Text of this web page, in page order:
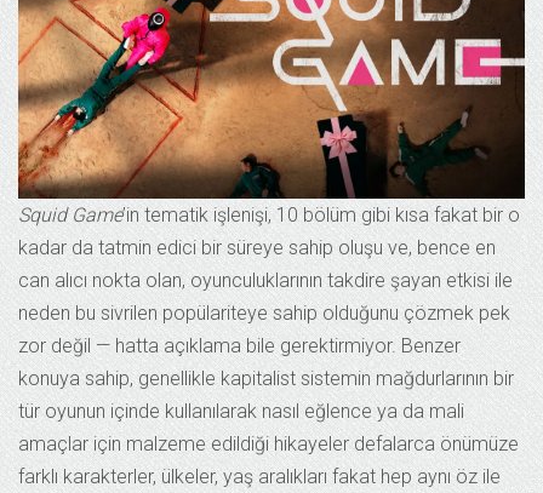
Squid Game’in tematik işlenişi, 10 bölüm gibi kısa fakat bir o
kadar da tatmin edici bir süreye sahip oluşu ve, bence en
can alıcı nokta olan, oyunculuklarının takdire şayan etkisi ile
neden bu sivrilen popülariteye sahip olduğunu çözmek pek
zor değil — hatta açıklama bile gerektirmiyor. Benzer
konuya sahip, genellikle kapitalist sistemin mağdurlarının bir
tür oyunun içinde kullanılarak nasıl eğlence ya da mali
amaçlar için malzeme edildiği hikayeler defalarca önümüze
farklı karakterler, ülkeler, yaş aralıkları fakat hep aynı öz ile